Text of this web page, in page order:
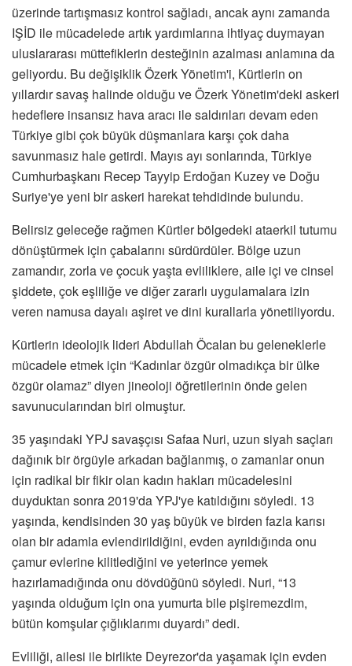
üzerinde tartışmasız kontrol sağladı, ancak aynı zamanda
IŞİD ile mücadelede artık yardımlarına ihtiyaç duymayan
uluslararası müttefiklerin desteğinin azalması anlamına da
geliyordu. Bu değişiklik Özerk Yönetim'i, Kürtlerin on
yıllardır savaş halinde olduğu ve Özerk Yönetim'deki askeri
hedeflere insansız hava aracı ile saldırıları devam eden
Türkiye gibi çok büyük düşmanlara karşı çok daha
savunmasız hale getirdi. Mayıs ayı sonlarında, Türkiye
Cumhurbaşkanı Recep Tayyip Erdoğan Kuzey ve Doğu
Suriye'ye yeni bir askeri harekat tehdidinde bulundu.
Belirsiz geleceğe rağmen Kürtler bölgedeki ataerkil tutumu
dönüştürmek için çabalarını sürdürdüler. Bölge uzun
zamandır, zorla ve çocuk yaşta evliliklere, aile içi ve cinsel
şiddete, çok eşliliğe ve diğer zararlı uygulamalara izin
veren namusa dayalı aşiret ve dini kurallarla yönetiliyordu.
Kürtlerin ideolojik lideri Abdullah Öcalan bu geleneklerle
mücadele etmek için “Kadınlar özgür olmadıkça bir ülke
özgür olamaz” diyen jineoloji öğretilerinin önde gelen
savunucularından biri olmuştur.
35 yaşındaki YPJ savaşçısı Safaa Nuri, uzun siyah saçları
dağınık bir örgüyle arkadan bağlanmış, o zamanlar onun
için radikal bir fikir olan kadın hakları mücadelesini
duyduktan sonra 2019'da YPJ'ye katıldığını söyledi. 13
yaşında, kendisinden 30 yaş büyük ve birden fazla karısı
olan bir adamla evlendirildiğini, evden ayrıldığında onu
çamur evlerine kilitlediğini ve yeterince yemek
hazırlamadığında onu dövdüğünü söyledi. Nuri, “13
yaşında olduğum için ona yumurta bile pişiremezdim,
bütün komşular çığlıklarımı duyardı” dedi.
Evliliği, ailesi ile birlikte Deyrezor'da yaşamak için evden